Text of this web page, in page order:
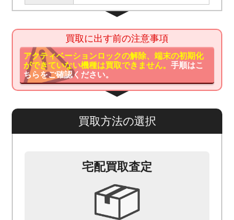
買取に出す前の注意事項
アクティベーションロックの解除、端末の初期化
ができていない機種は買取できません。手順はこ
ちらをご確認ください。
買取方法の選択
宅配買取査定